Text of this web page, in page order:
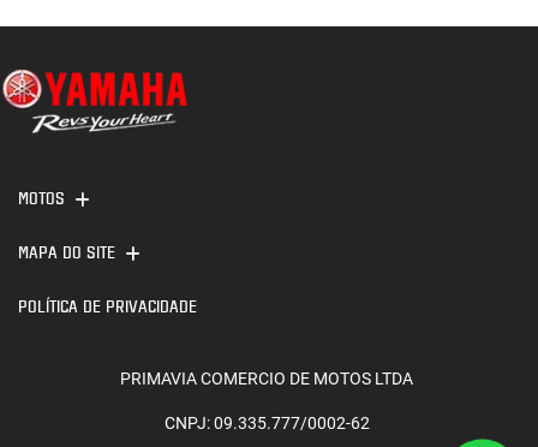
MOTOS
MAPA DO SITE
POLÍTICA DE PRIVACIDADE
PRIMAVIA COMERCIO DE MOTOS LTDA
CNPJ: 09.335.777/0002-62